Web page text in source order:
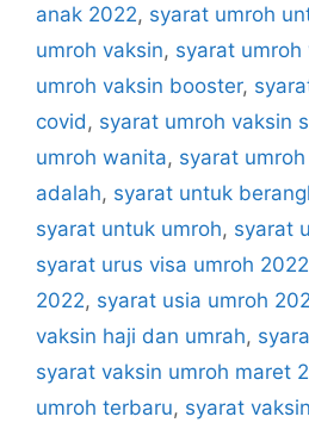
anak 2022, syarat umroh
umroh vaksin, syarat umroh
umroh vaksin booster,
covid , syarat umroh vaksin
umroh wanita, syarat
adalah, syarat untuk
syarat untuk umroh, syarat
syarat urus visa umroh 2022
2022, syarat usia umroh
vaksin haji dan umrah,
syarat vaksin umroh maret
umroh terbaru, syarat